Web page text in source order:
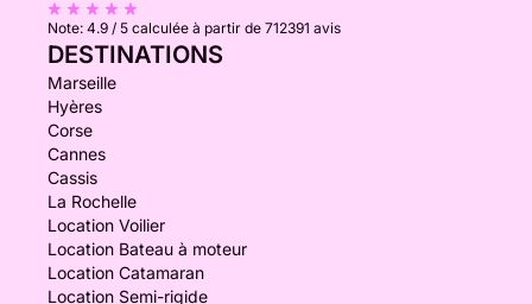
Note: 4.9 / 5 calculée à partir de 712391 avis
DESTINATIONS
Marseille
Hyères
Corse
Cannes
Cassis
La Rochelle
Location Voilier
Location Bateau à moteur
Location Catamaran
Location Semi-rigide